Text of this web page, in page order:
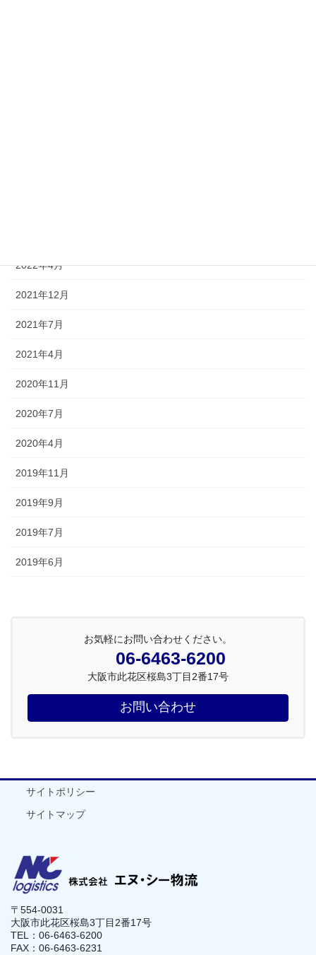
2022年4月
2021年12月
2021年7月
2021年4月
2020年11月
2020年7月
2020年4月
2019年11月
2019年9月
2019年7月
2019年6月
お気軽にお問い合わせください。
06-6463-6200
大阪市此花区桜島3丁目2番17号
お問い合わせ
サイトポリシー
サイトマップ
〒554-0031
大阪市此花区桜島3丁目2番17号
TEL：06-6463-6200
FAX：06-6463-6231